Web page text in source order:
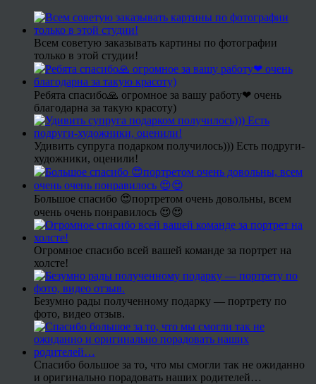
Всем советую заказывать картины по фотографии
только в этой студии!
Ребята спасибо🙏 огромное за вашу работу❤ очень
благодарна за такую красоту)
Удивить супруга подарком получилось))) Есть подруги-
художники, оценили!
Большое спасибо 😍портретом очень довольны, всем
очень очень понравилось 😍😍
Огромное спасибо всей вашей команде за портрет на
холсте!
Безумно рады полученному подарку — портрету по
фото, видео отзыв.
Спасибо большое за то, что мы смогли так не ожиданно
и оригинально порадовать наших родителей…